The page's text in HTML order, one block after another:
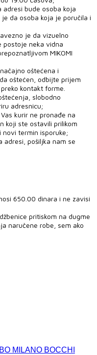
bude osoba koja
da osoba koja je poručila i
je da vizuelno
postoje neka vidna
MIKOMI
oštećena i
oštećen, odbijte prijem
kontakt forme.
slobodno
adresnicu;
kurir ne pronađe na
koji ste ostavili prilikom
termin isporuke;
adresi, pošiljka nam se
650.00 dinara i ne zavisi
pritiskom na dugme
naručene robe, sem ako
MILANO BOCCHI